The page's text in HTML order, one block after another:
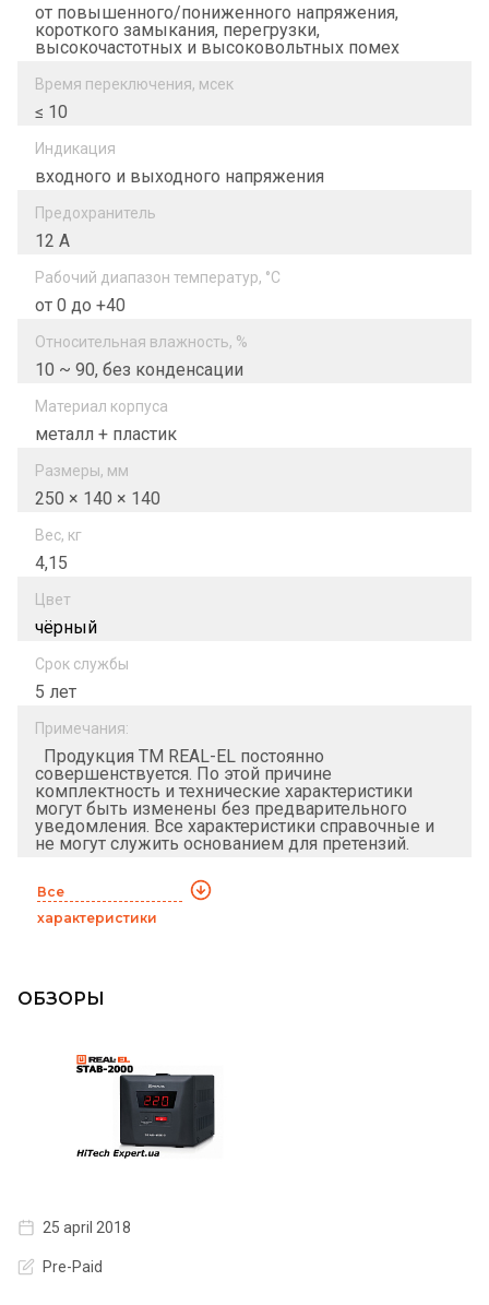
от повышенного/пониженного напряжения,
короткого замыкания, перегрузки,
высокочастотных и высоковольтных помех
Время переключения, мсек
≤ 10
Индикация
входного и выходного напряжения
Предохранитель
12 А
Рабочий диапазон температур, °C
от 0 до +40
Относительная влажность, %
10 ~ 90, без конденсации
Материал корпуса
металл + пластик
Размеры, мм
250 × 140 × 140
Вес, кг
4,15
Цвет
чёрный
Срок службы
5 лет
Примечания:
Продукция ТМ REAL-EL постоянно
совершенствуется. По этой причине
комплектность и технические характеристики
могут быть изменены без предварительного
уведомления. Все характеристики справочные и
не могут служить основанием для претензий.
Все
характеристики
ОБЗОРЫ
25 april 2018
Pre-Paid